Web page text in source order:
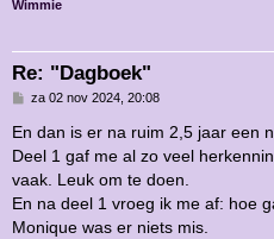
Wimmie
Re: "Dagboek"
B
r
i
c
t
za 02 nov 2024, 20:08
En dan is er na ruim 2,5 jaar een
Deel 1 gaf me al zo veel
vaak. Leuk om te doen.
En na deel 1 vroeg ik me af: hoe
Monique was er niets mis.